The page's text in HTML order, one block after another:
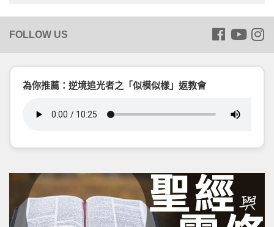
為你推薦：逆境追光者之「似模似樣」返教會